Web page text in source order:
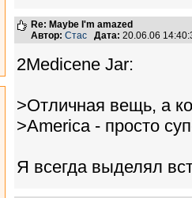
Re: Maybe I'm amazed
Автор: Стас Дата: 20.06.06
2Medicene Jar:
>Отличная вещь, а
>America - просто
Я всегда выделял